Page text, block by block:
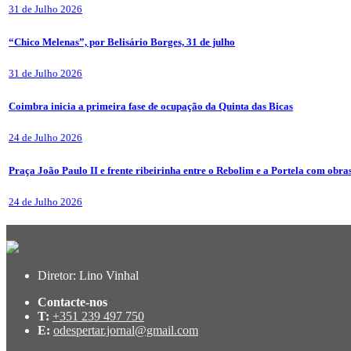
31 de Julho 2026
“Chico Melenas”, por Belisário Borges, 31 de julho
31 de Julho 2026
Coimbra inicia a primeira fase de ocupação da Quinta das Bicas
24 de Julho 2026
Praça João Paulo II e frente ribeirinha entre o Rebolim e a Portela com
24 de Julho 2026
Diretor: Lino Vinhal
Contacte-nos
T: +351 239 497 750
E: odespertar.jornal@gmail.com